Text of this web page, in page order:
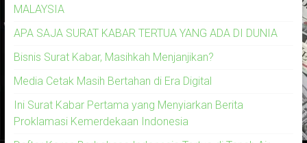
MALAYSIA
APA SAJA SURAT KABAR TERTUA YANG ADA DI DUNIA
Bisnis Surat Kabar, Masihkah Menjanjikan?
Media Cetak Masih Bertahan di Era Digital
Ini Surat Kabar Pertama yang Menyiarkan Berita
Proklamasi Kemerdekaan Indonesia